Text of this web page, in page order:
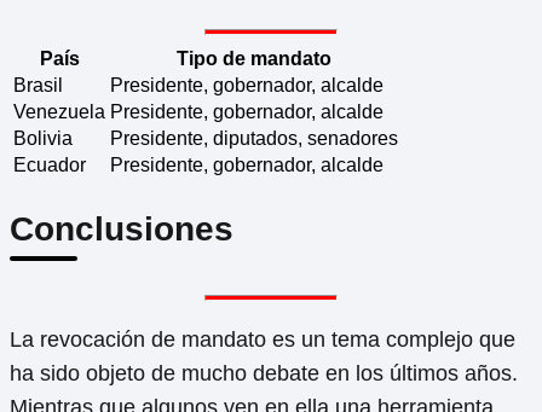
País
Tipo de mandato
Brasil
Presidente, gobernador, alcalde
Venezuela Presidente, gobernador, alcalde
Bolivia
Presidente, diputados, senadores
Ecuador
Presidente, gobernador, alcalde
Conclusiones
La revocación de mandato es un tema complejo que
ha sido objeto de mucho debate en los últimos años.